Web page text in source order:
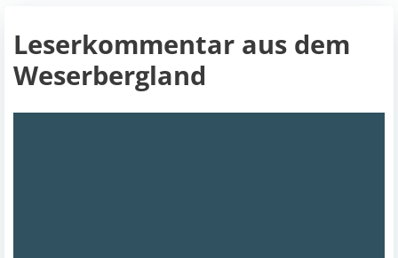
Leserkommentar aus dem
Weserbergland